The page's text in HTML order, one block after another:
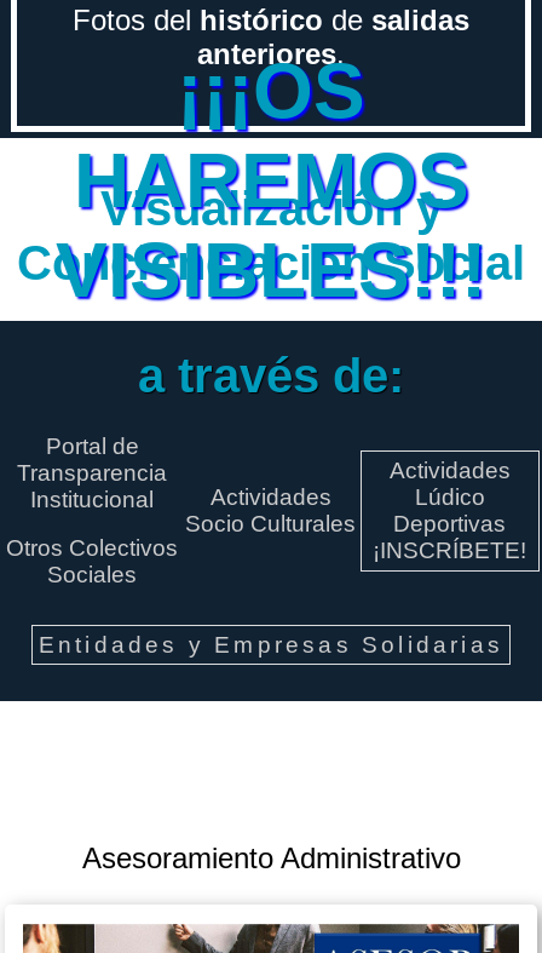
¡¡¡OS
HAREMOS
VISIBLES!!!
Fotos del histórico de salidas
anteriores.
Visualización y
Concienciación Social
a través de:
Portal de
Transparencia
Institucional
Otros Colectivos
Sociales
Actividades
Socio Culturales
Actividades
Lúdico
Deportivas
¡INSCRÍBETE!
Entidades y Empresas Solidarias
Asesoramiento Administrativo